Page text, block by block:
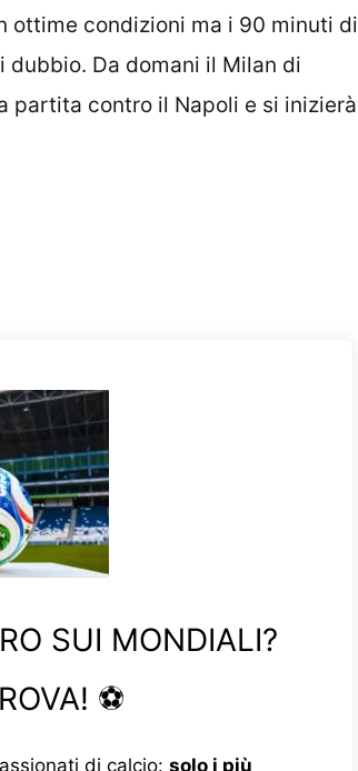
ottime condizioni ma i 90 minuti di
dubbio. Da domani il Milan di
partita contro il Napoli e si inizierà
SUI MONDIALI?
⚽
di calcio: solo i più